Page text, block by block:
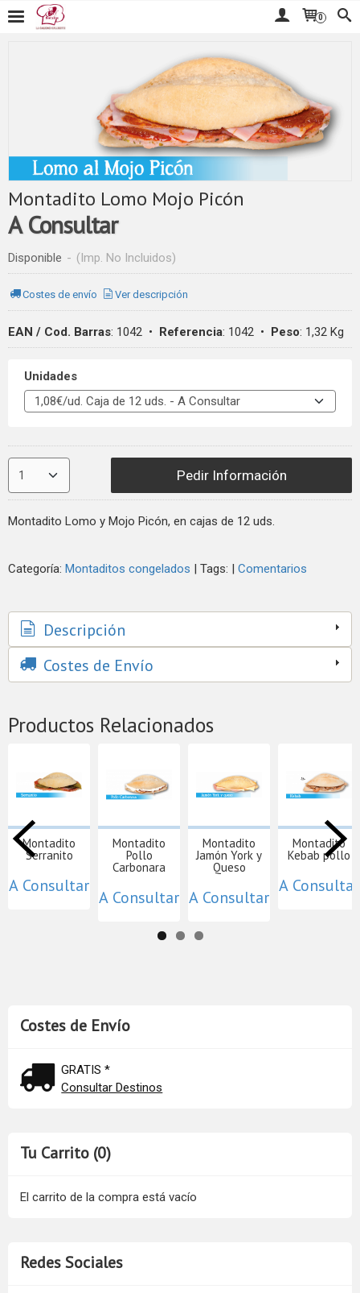
0
Costes de Envío
GRATIS *
Consultar Destinos
Tu Carrito (0)
El carrito de la compra está vacío
Redes Sociales
Montadito Lomo Mojo Picón
A Consultar
Disponible - (Imp. No Incluidos)
Costes de envío Ver descripción
EAN / Cod. Barras: 1042 • Referencia: 1042 • Peso: 1,32 Kg
Unidades
Pedir Información
Montadito Lomo y Mojo Picón, en cajas de 12 uds.
Categoría: Montaditos congelados | Tags: | Comentarios
Descripción
Costes de Envío
Productos Relacionados
Montadito
Serranito
A Consultar
Montadito
Pollo
Carbonara
A Consultar
Montadito
Jamón York y
Queso
A Consultar
Montadito
Kebab pollo
A Consultar